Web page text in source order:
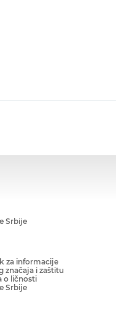
Srbije
za informacije
značaja i zaštitu
o ličnosti
Srbije